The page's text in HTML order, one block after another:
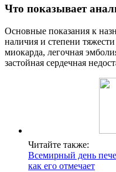
Что показывает
Основные показания к
наличия и степени
миокарда, легочная
застойная сердечная
Читайте также:
Всемирный день
как его отмечает